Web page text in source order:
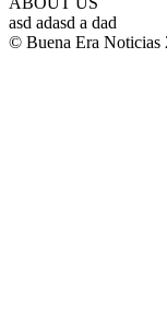
asd adasd a dad
© Buena Era Noticias